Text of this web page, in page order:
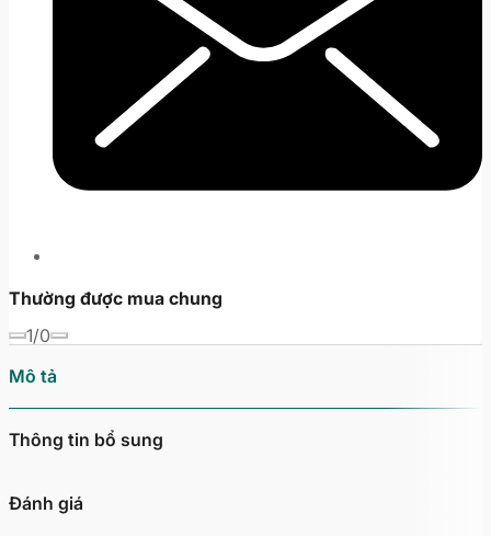
Thường được mua chung
1/0
Mô tả
Thông tin bổ sung
Đánh giá